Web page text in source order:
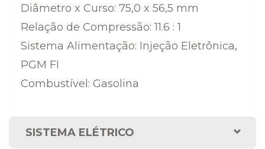
Diâmetro x Curso: 75,0 x 56,5 mm
Relação de Compressão: 11.6 : 1
Sistema Alimentação: Injeção Eletrônica,
PGM FI
Combustível: Gasolina
SISTEMA ELÉTRICO